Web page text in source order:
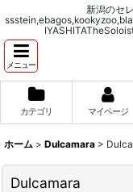
新潟のセ
メニュー
カテゴリ マイページ
ホーム > Dulcamara >
Dulcamara ベ